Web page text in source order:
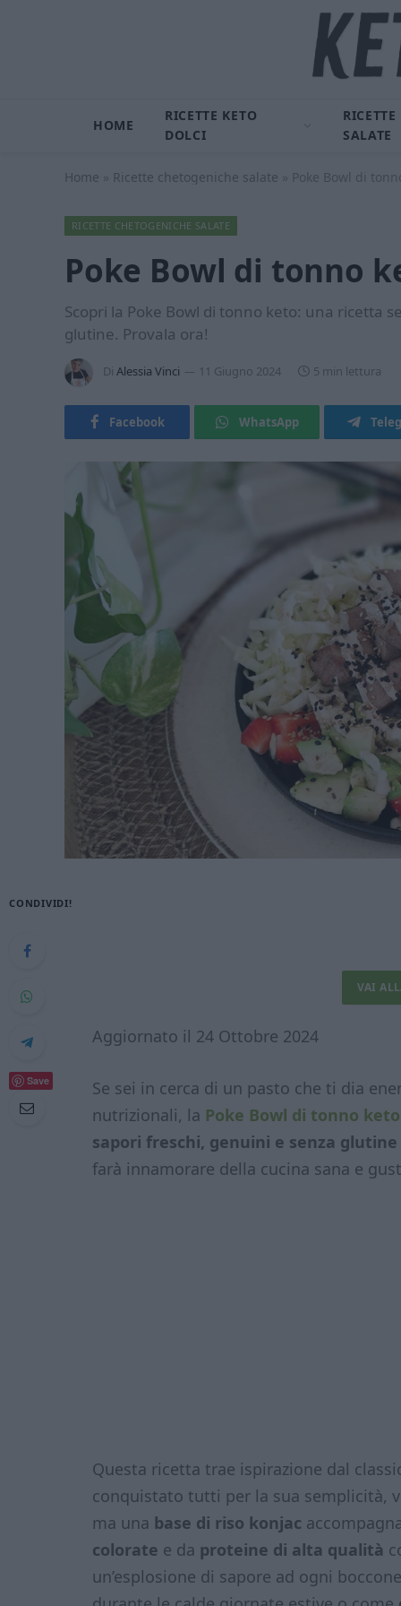
HOME
RICETTE KETO
DOLCI
RICETTE
SALATE
Home » Ricette chetogeniche salate » Poke Bowl di
RICETTE CHETOGENICHE SALATE
Poke Bowl di tonno
Scopri la Poke Bowl di tonno keto: una ricetta
glutine. Provala ora!
Di Alessia Vinci 11 Giugno 2024 5 min lettura
Facebook WhatsApp
CONDIVIDI!
Save
VAI
Aggiornato il 24 Ottobre 2024
Se sei in cerca di un pasto che ti dia
nutrizionali, la Poke Bowl di tonno keto
sapori freschi, genuini e senza glutine
farà innamorare della cucina sana e
Questa ricetta trae ispirazione dal
conquistato tutti per la sua semplicità,
ma una base di riso konjac
colorate e da proteine di alta qualità
un’esplosione di sapore ad ogni